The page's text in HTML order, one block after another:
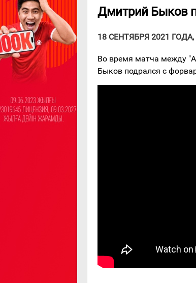
Дмитрий Быков
18 СЕНТЯБРЯ 2021 ГОДА,
Во время матча между
Быков подрался с